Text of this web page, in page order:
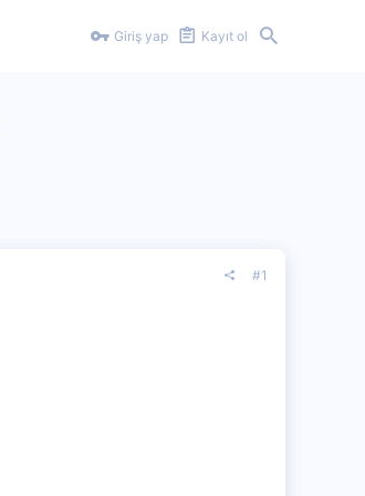
Giriş yap Kayıt ol
#1